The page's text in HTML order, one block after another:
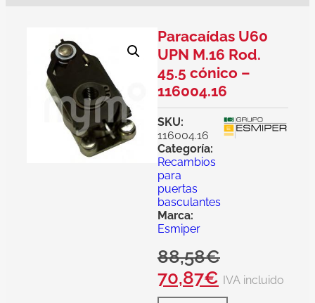
Paracaídas U60
UPN M.16 Rod.
45.5 cónico –
116004.16
SKU:
116004.16
Categoría:
Recambios
para
puertas
basculantes
Marca:
Esmiper
88,58€
70,87€ IVA incluido